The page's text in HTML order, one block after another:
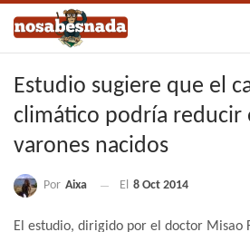
Estudio sugiere que el
climático podría reducir
varones nacidos
Por Aixa El 8 Oct 2014
El estudio, dirigido por el doctor Misao